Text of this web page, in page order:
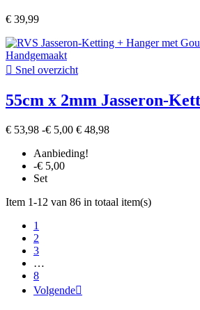
€ 39,99
 Snel overzicht
55cm x 2mm Jasseron-
€ 53,98 -€ 5,00 € 48,98
Aanbieding!
-€ 5,00
Set
Item 1-12 van 86 in totaal item(s)
1
2
3
…
8
Volgende